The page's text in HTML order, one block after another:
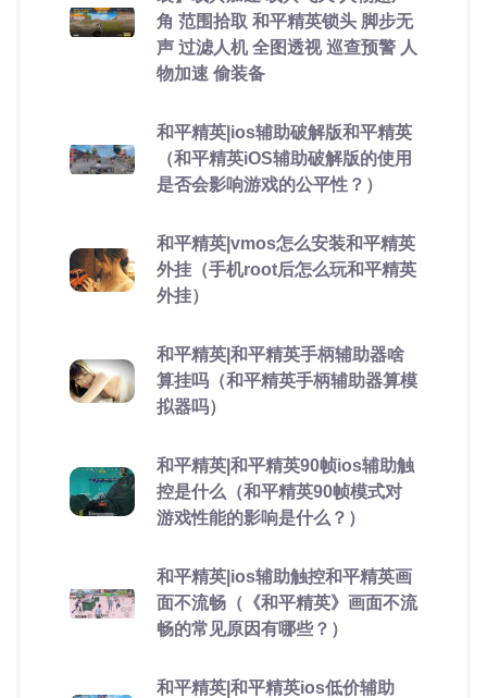
角 范围拾取 和平精英锁头 脚步无
声 过滤人机 全图透视 巡查预警 人
物加速 偷装备
和平精英|ios辅助破解版和平精英
（和平精英iOS辅助破解版的使用
是否会影响游戏的公平性？）
和平精英|vmos怎么安装和平精英
外挂（手机root后怎么玩和平精英
外挂）
和平精英|和平精英手柄辅助器啥
算挂吗（和平精英手柄辅助器算模
拟器吗）
和平精英|和平精英90帧ios辅助触
控是什么（和平精英90帧模式对
游戏性能的影响是什么？）
和平精英|ios辅助触控和平精英画
面不流畅（《和平精英》画面不流
畅的常见原因有哪些？）
和平精英|和平精英ios低价辅助